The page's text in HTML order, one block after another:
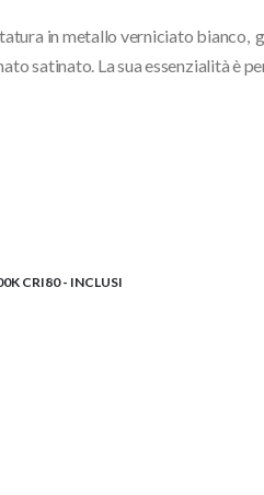
in metallo verniciato bianco,
satinato. La sua essenzialità è
CRI80 - INCLUSI